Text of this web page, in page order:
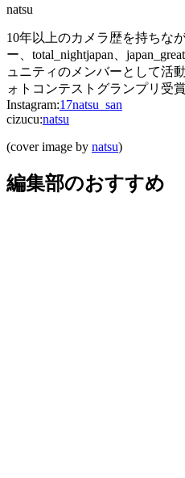
natsu
10年以上のカメラ歴を持ちな
ー、total_nightjapan、
ュニティのメンバーとして活
ォトコンテストグランプリ受
Instagram:17natsu_san
cizucu:natsu
(cover image by natsu)
編集部のおすすめ